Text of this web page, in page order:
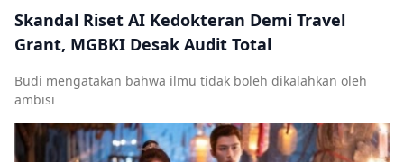
Skandal Riset AI Kedokteran Demi Travel
Grant, MGBKI Desak Audit Total
Budi mengatakan bahwa ilmu tidak boleh dikalahkan oleh
ambisi